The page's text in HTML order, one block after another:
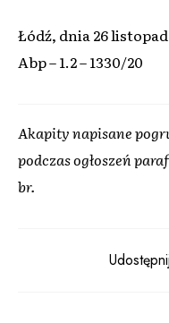
Łódź, dnia 26
Abp – 1.2 – 1330/20
Akapity napisane
podczas ogłoszeń
br.
Udostępnij